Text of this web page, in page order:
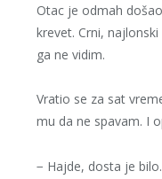
Otac je odmah
krevet. Crni,
ga ne vidim.
Vratio se za sat
mu da ne spavam. I
− Hajde, dosta je